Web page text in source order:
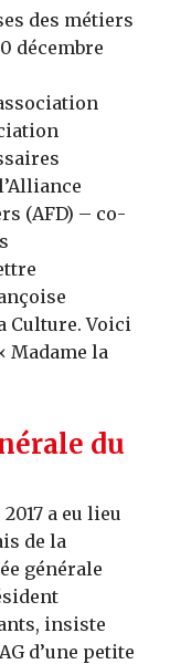
des métiers
décembre
(AFD) – co-
Culture. Voici
Madame la
du
a eu lieu
de la
générale
insiste
d’une petite